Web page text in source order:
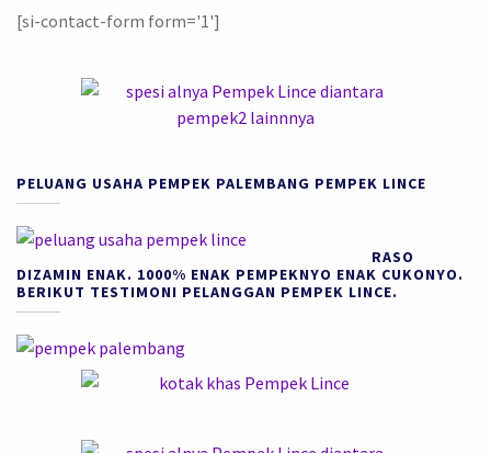
[si-contact-form form='1']
PELUANG USAHA PEMPEK PALEMBANG PEMPEK LINCE
RASO
DIZAMIN ENAK. 1000% ENAK PEMPEKNYO ENAK CUKONYO.
BERIKUT TESTIMONI PELANGGAN PEMPEK LINCE.